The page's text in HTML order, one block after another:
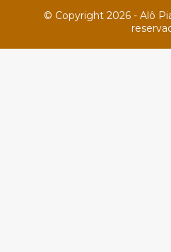
© Copyright 2026 - Alô